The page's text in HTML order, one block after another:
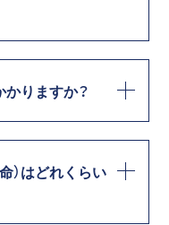
りますか？
）はどれくらい